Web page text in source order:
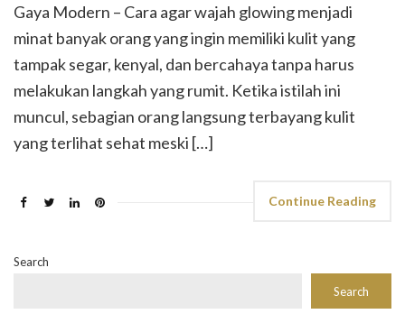
Gaya Modern – Cara agar wajah glowing menjadi
minat banyak orang yang ingin memiliki kulit yang
tampak segar, kenyal, dan bercahaya tanpa harus
melakukan langkah yang rumit. Ketika istilah ini
muncul, sebagian orang langsung terbayang kulit
yang terlihat sehat meski […]
Continue Reading
Search
Search